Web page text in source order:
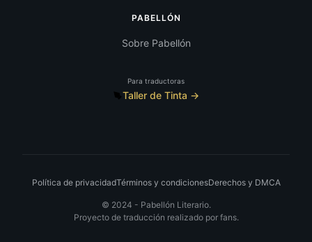
PABELLÓN
Sobre Pabellón
Para traductoras
Taller de Tinta →
Política de privacidadTérminos y condicionesDerechos y DMCA
© 2024 - Pabellón Literario.
Proyecto de traducción realizado por fans.